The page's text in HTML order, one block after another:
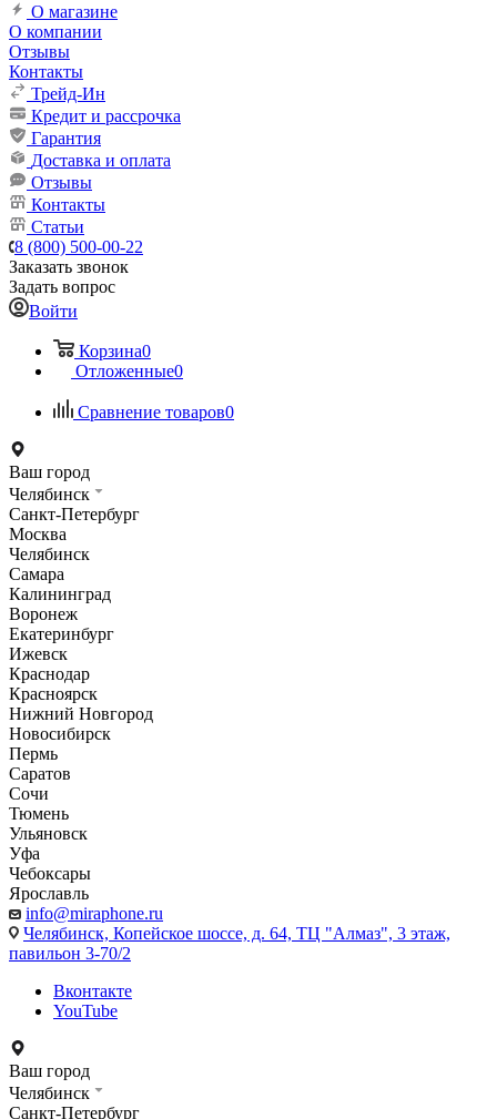
О магазине
О компании
Отзывы
Контакты
Трейд-Ин
Кредит и рассрочка
Гарантия
Доставка и оплата
Отзывы
Контакты
Статьи
8 (800) 500-00-22
Заказать звонок
Задать вопрос
Войти
Корзина0
Отложенные0
Сравнение товаров0
Ваш город
Челябинск
Санкт-Петербург
Москва
Челябинск
Самара
Калининград
Воронеж
Екатеринбург
Ижевск
Краснодар
Красноярск
Нижний Новгород
Новосибирск
Пермь
Саратов
Сочи
Тюмень
Ульяновск
Уфа
Чебоксары
Ярославль
info@miraphone.ru
Челябинск, Копейское шоссе, д. 64, ТЦ "Алмаз", 3 этаж,
павильон 3-70/2
Вконтакте
YouTube
Ваш город
Челябинск
Санкт-Петербург